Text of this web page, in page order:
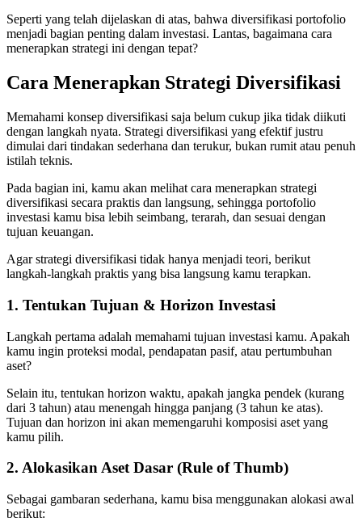
Seperti yang telah dijelaskan di atas, bahwa diversifikasi portofolio
menjadi bagian penting dalam investasi. Lantas, bagaimana cara
menerapkan strategi ini dengan tepat?
Cara Menerapkan Strategi Diversifikasi
Memahami konsep diversifikasi saja belum cukup jika tidak diikuti
dengan langkah nyata. Strategi diversifikasi yang efektif justru
dimulai dari tindakan sederhana dan terukur, bukan rumit atau penuh
istilah teknis.
Pada bagian ini, kamu akan melihat cara menerapkan strategi
diversifikasi secara praktis dan langsung, sehingga portofolio
investasi kamu bisa lebih seimbang, terarah, dan sesuai dengan
tujuan keuangan.
Agar strategi diversifikasi tidak hanya menjadi teori, berikut
langkah-langkah praktis yang bisa langsung kamu terapkan.
1. Tentukan Tujuan & Horizon Investasi
Langkah pertama adalah memahami tujuan investasi kamu. Apakah
kamu ingin proteksi modal, pendapatan pasif, atau pertumbuhan
aset?
Selain itu, tentukan horizon waktu, apakah jangka pendek (kurang
dari 3 tahun) atau menengah hingga panjang (3 tahun ke atas).
Tujuan dan horizon ini akan memengaruhi komposisi aset yang
kamu pilih.
2. Alokasikan Aset Dasar (Rule of Thumb)
Sebagai gambaran sederhana, kamu bisa menggunakan alokasi awal
berikut: